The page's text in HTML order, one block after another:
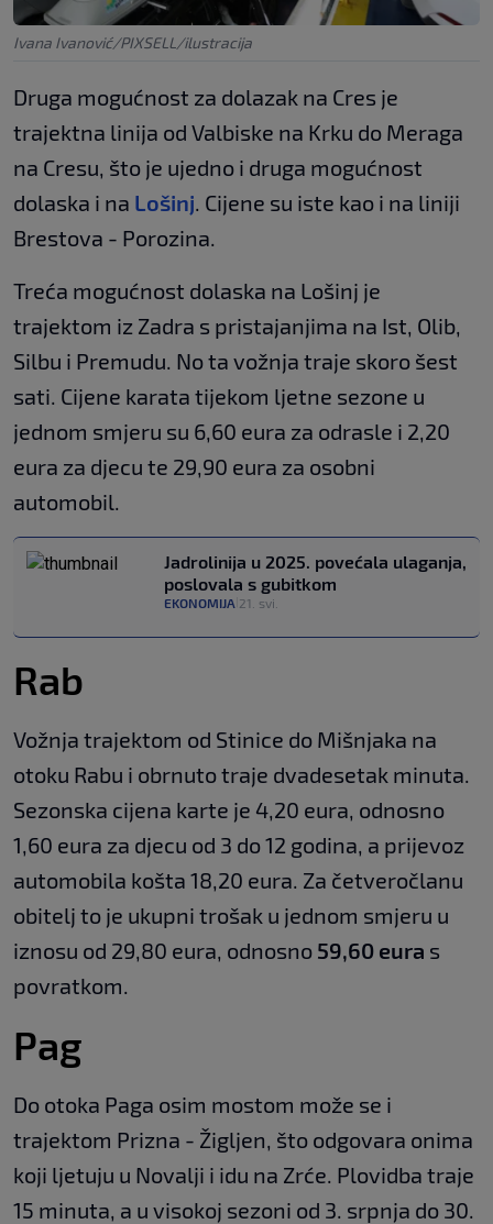
Ivana Ivanović/PIXSELL/ilustracija
Druga mogućnost za dolazak na Cres je
trajektna linija od Valbiske na Krku do Meraga
na Cresu, što je ujedno i druga mogućnost
dolaska i na Lošinj . Cijene su iste kao i na liniji
Brestova - Porozina.
Treća mogućnost dolaska na Lošinj je
trajektom iz Zadra s pristajanjima na Ist, Olib,
Silbu i Premudu. No ta vožnja traje skoro šest
sati. Cijene karata tijekom ljetne sezone u
jednom smjeru su 6,60 eura za odrasle i 2,20
eura za djecu te 29,90 eura za osobni
automobil.
Jadrolinija u 2025. povećala ulaganja,
poslovala s gubitkom
EKONOMIJA 21. svi.
Rab
Vožnja trajektom od Stinice do Mišnjaka na
otoku Rabu i obrnuto traje dvadesetak minuta.
Sezonska cijena karte je 4,20 eura, odnosno
1,60 eura za djecu od 3 do 12 godina, a prijevoz
automobila košta 18,20 eura. Za četveročlanu
obitelj to je ukupni trošak u jednom smjeru u
iznosu od 29,80 eura, odnosno 59,60 eura s
povratkom.
Pag
Do otoka Paga osim mostom može se i
trajektom Prizna - Žigljen, što odgovara onima
koji ljetuju u Novalji i idu na Zrće. Plovidba traje
15 minuta, a u visokoj sezoni od 3. srpnja do 30.